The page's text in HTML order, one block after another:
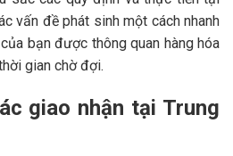
vấn đề phát sinh một cách nhanh
bạn được thông quan hàng hóa
gian chờ đợi.
giao nhận tại Trung